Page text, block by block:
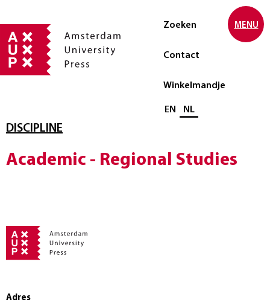
Zoeken
Contact
Winkelmandje
Selecteer taal
EN NL
MENU
DISCIPLINE
Academic - Regional Studies
Adres